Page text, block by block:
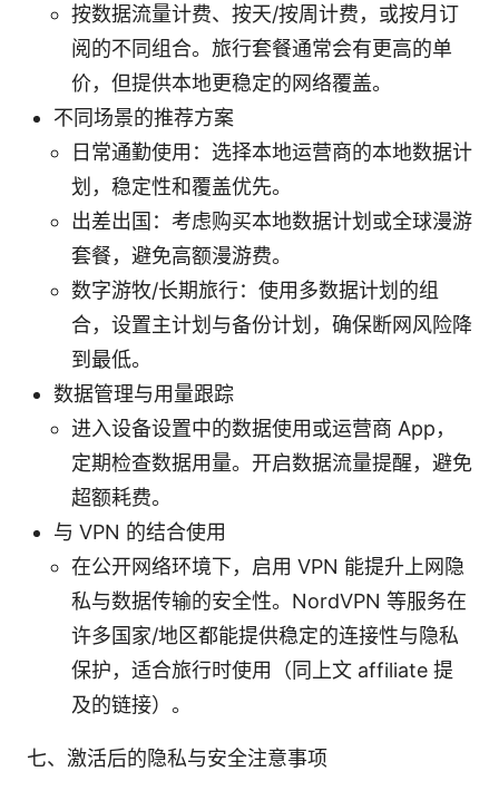
按数据流量计费、按天/按周计费，或按月订
阅的不同组合。旅行套餐通常会有更高的单
价，但提供本地更稳定的网络覆盖。
不同场景的推荐方案
日常通勤使用：选择本地运营商的本地数据计
划，稳定性和覆盖优先。
出差出国：考虑购买本地数据计划或全球漫游
套餐，避免高额漫游费。
数字游牧/长期旅行：使用多数据计划的组
合，设置主计划与备份计划，确保断网风险降
到最低。
数据管理与用量跟踪
进入设备设置中的数据使用或运营商 App，
定期检查数据用量。开启数据流量提醒，避免
超额耗费。
与 VPN 的结合使用
在公开网络环境下，启用 VPN 能提升上网隐
私与数据传输的安全性。NordVPN 等服务在
许多国家/地区都能提供稳定的连接性与隐私
保护，适合旅行时使用（同上文 affiliate 提
及的链接）。
七、激活后的隐私与安全注意事项